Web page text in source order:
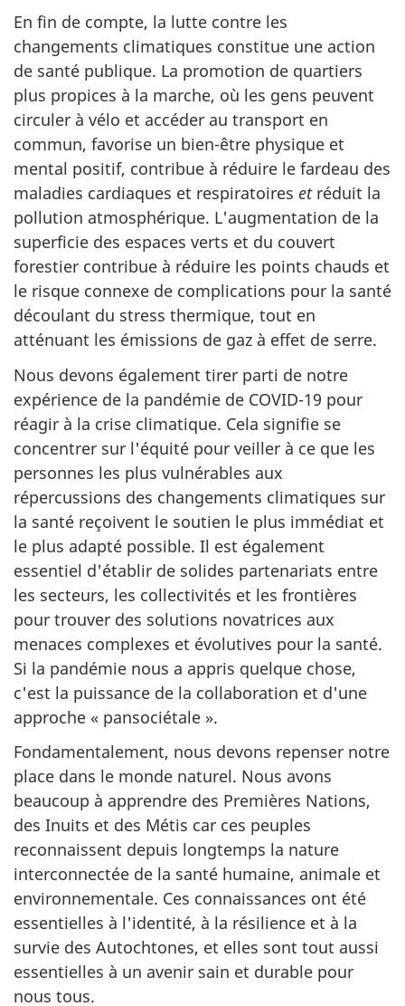
En fin de compte, la lutte contre les
changements climatiques constitue une action
de santé publique. La promotion de quartiers
plus propices à la marche, où les gens peuvent
circuler à vélo et accéder au transport en
commun, favorise un bien-être physique et
mental positif, contribue à réduire le fardeau des
maladies cardiaques et respiratoires etréduit la
pollution atmosphérique. L'augmentation de la
superficie des espaces verts et du couvert
forestier contribue à réduire les points chauds et
le risque connexe de complications pour la santé
découlant du stress thermique, tout en
atténuant les émissions de gaz à effet de serre.
Nous devons également tirer parti de notre
expérience de la pandémie de COVID-19 pour
réagir à la crise climatique. Cela signifie se
concentrer sur l'équité pour veiller à ce que les
personnes les plus vulnérables aux
répercussions des changements climatiques sur
la santé reçoivent le soutien le plus immédiat et
le plus adapté possible. Il est également
essentiel d'établir de solides partenariats entre
les secteurs, les collectivités et les frontières
pour trouver des solutions novatrices aux
menaces complexes et évolutives pour la santé.
Si la pandémie nous a appris quelque chose,
c'est la puissance de la collaboration et d'une
approche « pansociétale ».
Fondamentalement, nous devons repenser notre
place dans le monde naturel. Nous avons
beaucoup à apprendre des Premières Nations,
des Inuits et des Métis car ces peuples
reconnaissent depuis longtemps la nature
interconnectée de la santé humaine, animale et
environnementale. Ces connaissances ont été
essentielles à l'identité, à la résilience et à la
survie des Autochtones, et elles sont tout aussi
essentielles à un avenir sain et durable pour
nous tous.